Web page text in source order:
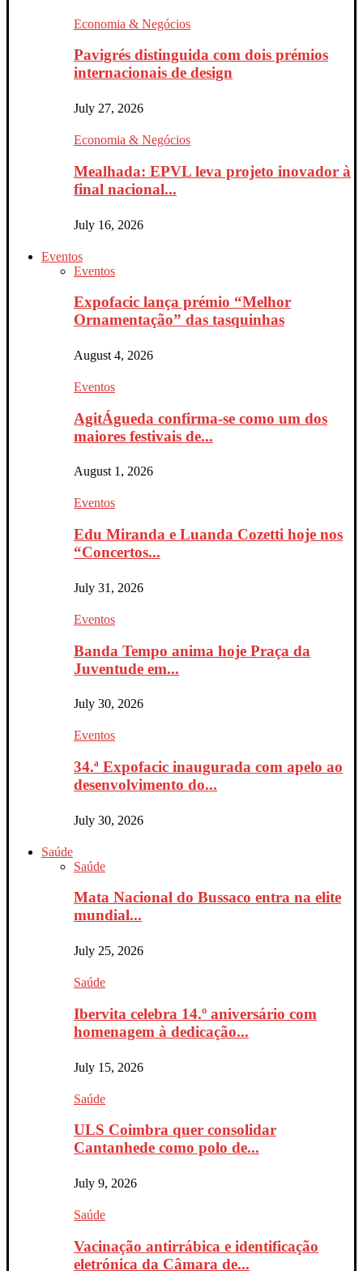
Economia & Negócios
Pavigrés distinguida com dois prémios
internacionais de design
July 27, 2026
Economia & Negócios
Mealhada: EPVL leva projeto inovador à
final nacional...
July 16, 2026
Eventos
Eventos
Expofacic lança prémio “Melhor
Ornamentação” das tasquinhas
August 4, 2026
Eventos
AgitÁgueda confirma-se como um dos
maiores festivais de...
August 1, 2026
Eventos
Edu Miranda e Luanda Cozetti hoje nos
“Concertos...
July 31, 2026
Eventos
Banda Tempo anima hoje Praça da
Juventude em...
July 30, 2026
Eventos
34.ª Expofacic inaugurada com apelo ao
desenvolvimento do...
July 30, 2026
Saúde
Saúde
Mata Nacional do Bussaco entra na elite
mundial...
July 25, 2026
Saúde
Ibervita celebra 14.º aniversário com
homenagem à dedicação...
July 15, 2026
Saúde
ULS Coimbra quer consolidar
Cantanhede como polo de...
July 9, 2026
Saúde
Vacinação antirrábica e identificação
eletrónica da Câmara de...